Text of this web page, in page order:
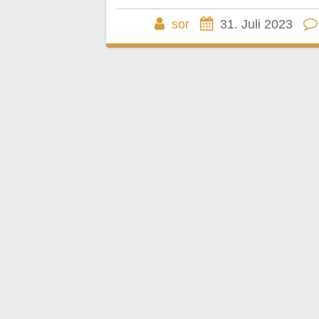
sor 31. Juli 2023